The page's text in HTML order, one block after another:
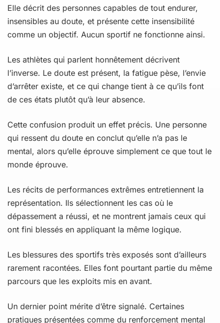
Elle décrit des personnes capables de tout endurer,
insensibles au doute, et présente cette insensibilité
comme un objectif. Aucun sportif ne fonctionne ainsi.
Les athlètes qui parlent honnêtement décrivent
l’inverse. Le doute est présent, la fatigue pèse, l’envie
d’arrêter existe, et ce qui change tient à ce qu’ils font
de ces états plutôt qu’à leur absence.
Cette confusion produit un effet précis. Une personne
qui ressent du doute en conclut qu’elle n’a pas le
mental, alors qu’elle éprouve simplement ce que tout le
monde éprouve.
Les récits de performances extrêmes entretiennent la
représentation. Ils sélectionnent les cas où le
dépassement a réussi, et ne montrent jamais ceux qui
ont fini blessés en appliquant la même logique.
Les blessures des sportifs très exposés sont d’ailleurs
rarement racontées. Elles font pourtant partie du même
parcours que les exploits mis en avant.
Un dernier point mérite d’être signalé. Certaines
pratiques présentées comme du renforcement mental